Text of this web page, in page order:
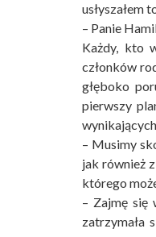
usłyszałem
– Panie
Każdy, kto
członków
głęboko
pierwszy
– Musimy
jak również
którego
– Zajmę się
zatrzymała